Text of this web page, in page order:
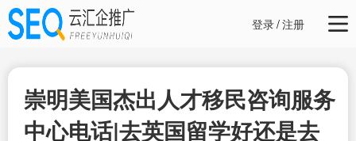
登录/注册
崇明美国杰出人才移民咨询服务
中心电话|去英国留学好还是去